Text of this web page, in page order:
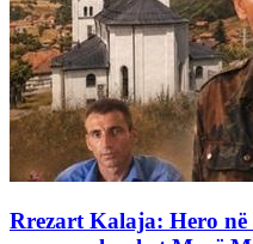
Rrezart Kalaja: Hero në